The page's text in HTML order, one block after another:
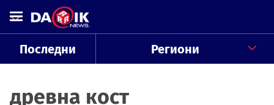
Последни Региони
древна кост